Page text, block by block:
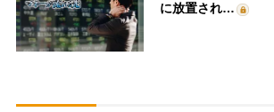
に放置され…